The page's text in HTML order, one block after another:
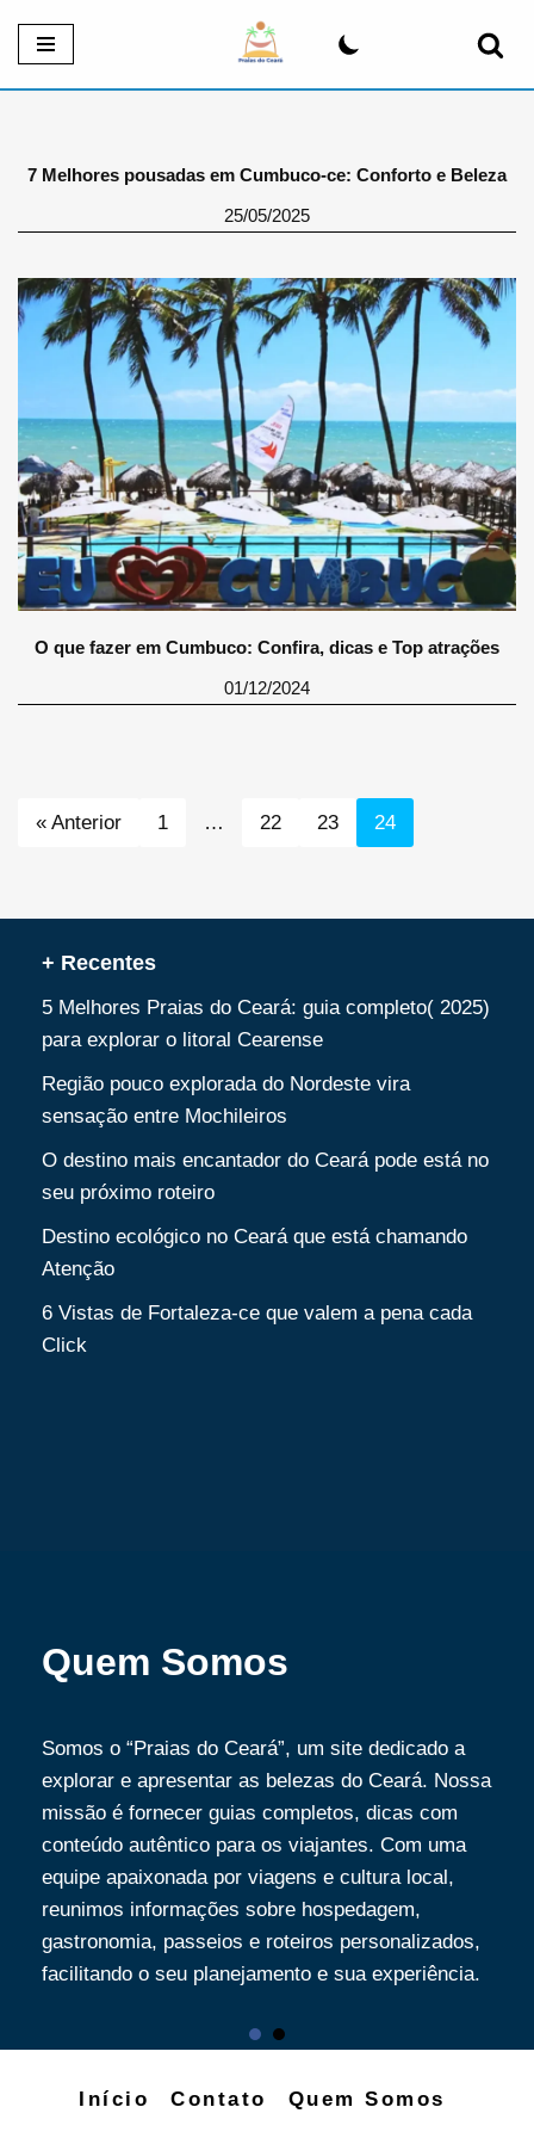
Pular
para
conteúdo
7 Melhores pousadas em Cumbuco-ce: Conforto e Beleza
25/05/2025
O que fazer em Cumbuco: Confira, dicas e Top atrações
01/12/2024
« Anterior 1 … 22 23 24
+ Recentes
5 Melhores Praias do Ceará: guia completo( 2025)
para explorar o litoral Cearense
Região pouco explorada do Nordeste vira
sensação entre Mochileiros
O destino mais encantador do Ceará pode está no
seu próximo roteiro
Destino ecológico no Ceará que está chamando
Atenção
6 Vistas de Fortaleza-ce que valem a pena cada
Click
Quem Somos
Somos o “Praias do Ceará”, um site dedicado a
explorar e apresentar as belezas do Ceará. Nossa
missão é fornecer guias completos, dicas com
conteúdo autêntico para os viajantes. Com uma
equipe apaixonada por viagens e cultura local,
reunimos informações sobre hospedagem,
gastronomia, passeios e roteiros personalizados,
facilitando o seu planejamento e sua experiência.
Início Contato Quem Somos